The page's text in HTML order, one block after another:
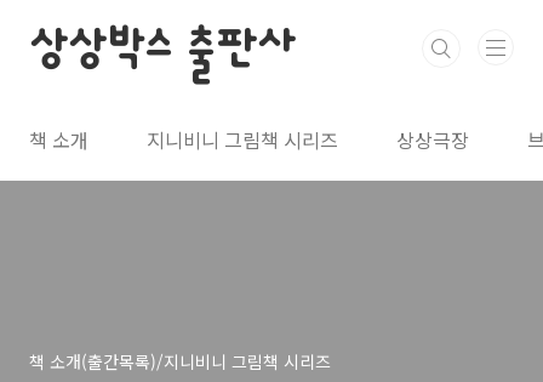
상상박스 출판사
책 소개 지니비니 그림책 시리즈 상상극장
책 소개(출간목록)/지니비니 그림책 시리즈